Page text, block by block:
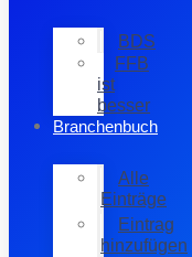
BDS
FFB
ist
besser
Branchenbuch
Alle
Einträge
Eintrag
hinzufügen